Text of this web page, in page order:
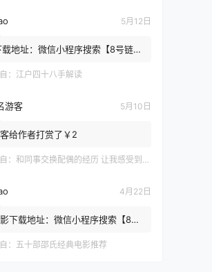
5月12日
地址：微信小程序搜索【8号链
方二维码微信里识别
： 江户四十八手解读
游客 5月10日
给作者打赏了￥2
： 和同事交换配偶的经历 让我感受到了从未有过的快乐
4月22日
下载地址：微信小程序搜索【8号
下方二维码微...
： 五十部邵氏经典电影推荐